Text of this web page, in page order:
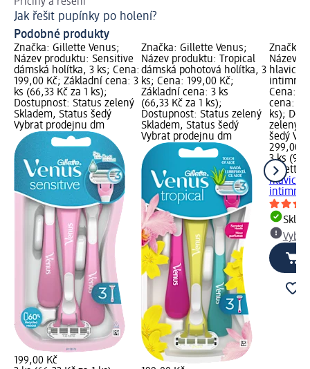
Jak řešit pupínky po holení?
Podobné produkty
Značka: Gillette Venus;
Název produktu: Sensitive
dámská holítka, 3 ks; Cena:
199,00 Kč; Základní cena: 3
ks (66,33 Kč za 1 ks);
Dostupnost: Status zelený
Skladem, Status šedý
Vybrat prodejnu dm
199,00 Kč
Značka: Gillette Venus;
Název produktu: Tropical
dámská pohotová holítka, 3
ks; Cena: 199,00 Kč;
Základní cena: 3 ks
(66,33 Kč za 1 ks);
Dostupnost: Status zelený
Skladem, Status šedý
Vybrat prodejnu dm
Značka:
Název
hlavice
Cena:
cena: 3
ks);
zelený
šedý
299,00
3 ks
Gillette
hlavice